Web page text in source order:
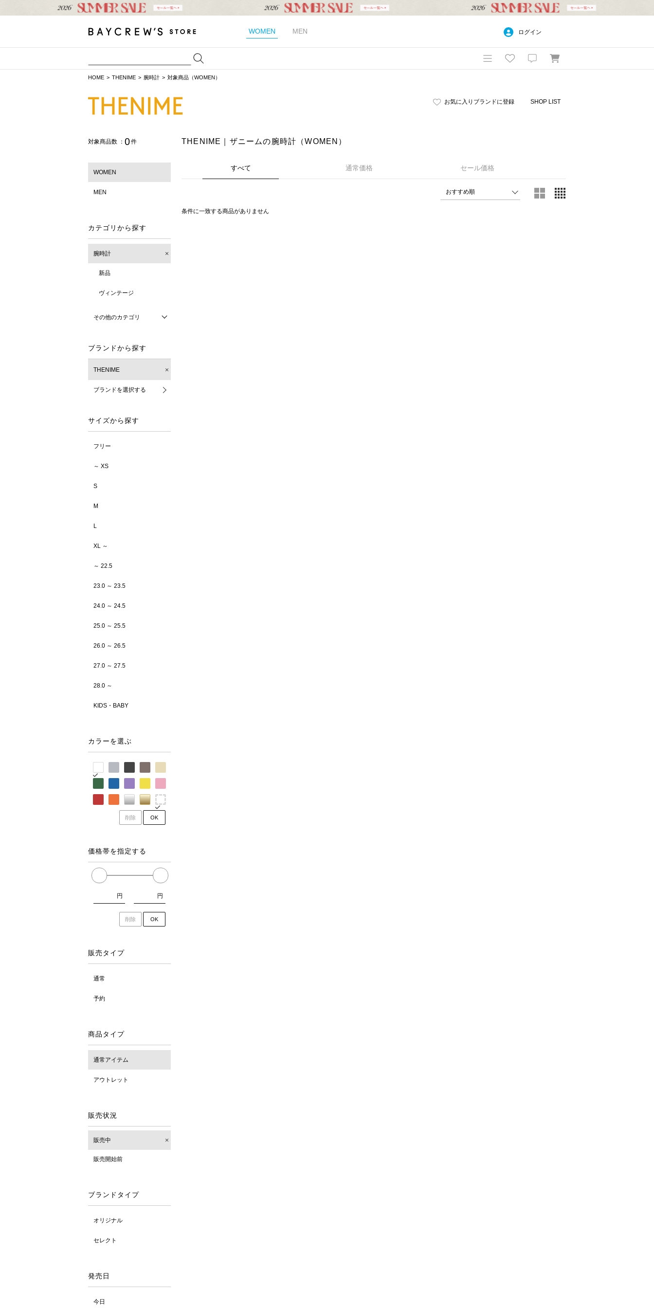
WOMEN MEN ログイン
HOME THENIME 腕時計 対象商品（WOMEN）
お気に入りブランドに登録 SHOP LIST
対象商品数 ： 0件
WOMEN
MEN
カテゴリから探す
腕時計
新品
ヴィンテージ
その他のカテゴリ
ブランドから探す
THENIME
ブランドを選択する
サイズから探す
フリー
～ XS
S
M
L
XL ～
～ 22.5
23.0 ～ 23.5
24.0 ～ 24.5
25.0 ～ 25.5
26.0 ～ 26.5
27.0 ～ 27.5
28.0 ～
KIDS・BABY
カラーを選ぶ
削除 OK
価格帯を指定する
円 円
削除 OK
販売タイプ
通常
予約
商品タイプ
通常アイテム
アウトレット
販売状況
販売中
販売開始前
ブランドタイプ
オリジナル
セレクト
発売日
今日
THENIME｜ザニームの腕時計（WOMEN）
すべて 通常価格 セール価格
条件に一致する商品がありません